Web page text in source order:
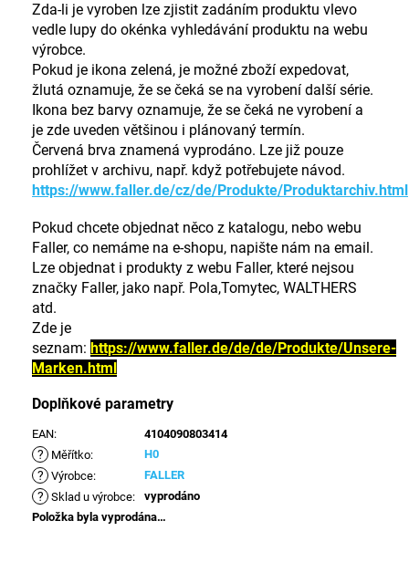
Zda-li je vyroben lze zjistit zadáním produktu vlevo
vedle lupy do okénka vyhledávání produktu na webu
výrobce.
Pokud je ikona zelená, je možné zboží expedovat,
žlutá oznamuje, že se čeká se na vyrobení další série.
Ikona bez barvy oznamuje, že se čeká ne vyrobení a
je zde uveden většinou i plánovaný termín.
Červená brva znamená vyprodáno. Lze již pouze
prohlížet v archivu, např. když potřebujete návod.
https://www.faller.de/cz/de/Produkte/Produktarchiv.html
Pokud chcete objednat něco z katalogu, nebo webu
Faller, co nemáme na e-shopu, napište nám na email.
Lze objednat i produkty z webu Faller, které nejsou
značky Faller, jako např. Pola,Tomytec, WALTHERS
atd.
Zde je
seznam: https://www.faller.de/de/de/Produkte/Unsere-
Marken.html
Doplňkové parametry
EAN: 4104090803414
? Měřítko: H0
? Výrobce: FALLER
? Sklad u výrobce:
vyprodáno
Položka byla vyprodána…